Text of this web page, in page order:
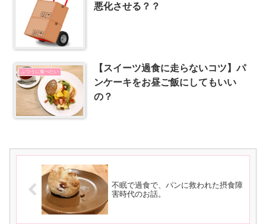
悪化させる？？
ふつうに食べたい
【スイーツ過食に走らないコツ】パ
ンケーキをお昼ご飯にしてもいい
の？
不眠で過食で、パンに救われた摂食障
害時代のお話。